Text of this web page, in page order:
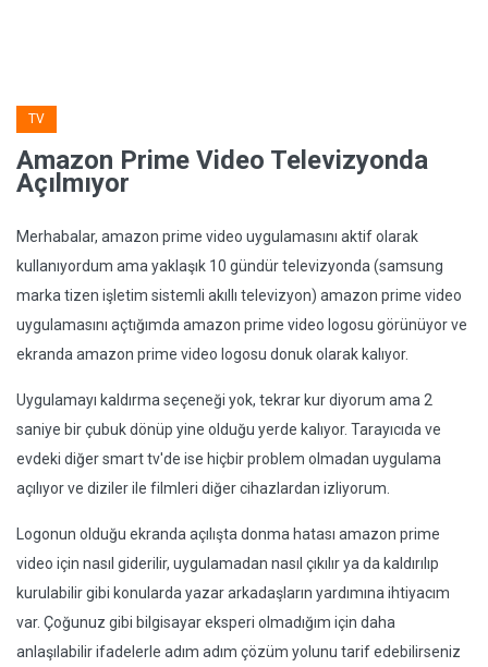
TV
Amazon Prime Video Televizyonda
Açılmıyor
Merhabalar, amazon prime video uygulamasını aktif olarak
kullanıyordum ama yaklaşık 10 gündür televizyonda (samsung
marka tizen işletim sistemli akıllı televizyon) amazon prime video
uygulamasını açtığımda amazon prime video logosu görünüyor ve
ekranda amazon prime video logosu donuk olarak kalıyor.
Uygulamayı kaldırma seçeneği yok, tekrar kur diyorum ama 2
saniye bir çubuk dönüp yine olduğu yerde kalıyor. Tarayıcıda ve
evdeki diğer smart tv'de ise hiçbir problem olmadan uygulama
açılıyor ve diziler ile filmleri diğer cihazlardan izliyorum.
Logonun olduğu ekranda açılışta donma hatası amazon prime
video için nasıl giderilir, uygulamadan nasıl çıkılır ya da kaldırılıp
kurulabilir gibi konularda yazar arkadaşların yardımına ihtiyacım
var. Çoğunuz gibi bilgisayar eksperi olmadığım için daha
anlaşılabilir ifadelerle adım adım çözüm yolunu tarif edebilirseniz